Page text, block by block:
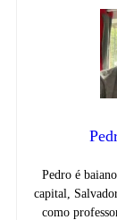
Pedro é
capital,
como